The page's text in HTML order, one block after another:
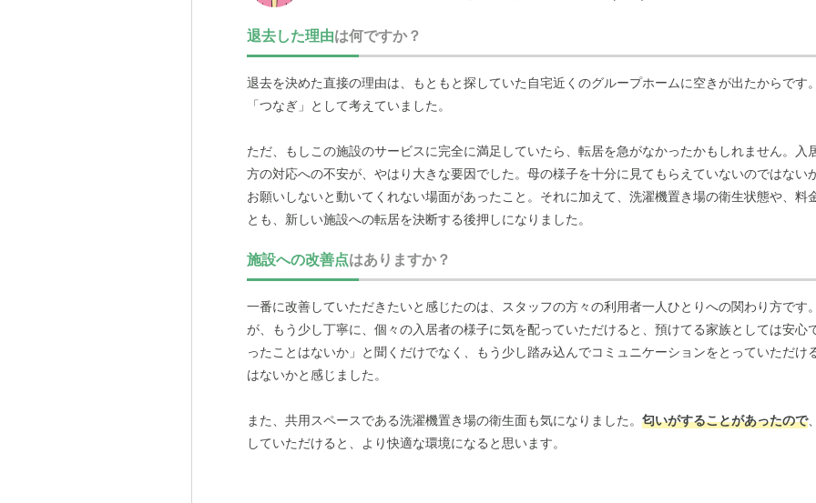
退去した理由は何ですか？
退去を決めた直接の理由は、もともと探していた自宅近くのグループホームに空きが出たからです
「つなぎ」として考えていました。
ただ、もしこの施設のサービスに完全に満足していたら、転居を急がなかったかもしれません。入
方の対応への不安が、やはり大きな要因でした。母の様子を十分に見てもらえていないのではない
お願いしないと動いてくれない場面があったこと。それに加えて、洗濯機置き場の衛生状態や、料
とも、新しい施設への転居を決断する後押しになりました。
施設への改善点はありますか？
一番に改善していただきたいと感じたのは、スタッフの方々の利用者一人ひとりへの関わり方です
が、もう少し丁寧に、個々の入居者の様子に気を配っていただけると、預けてる家族としては安心
ったことはないか」と聞くだけでなく、もう少し踏み込んでコミュニケーションをとっていただけ
はないかと感じました。
また、共用スペースである洗濯機置き場の衛生面も気になりました。 匂いがすることがあったので
していただけると、より快適な環境になると思います。